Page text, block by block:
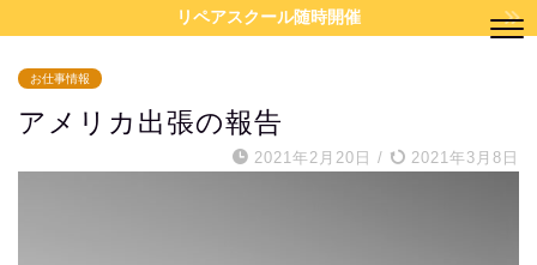
リペアスクール随時開催
お仕事情報
アメリカ出張の報告
2021年2月20日 / 2021年3月8日